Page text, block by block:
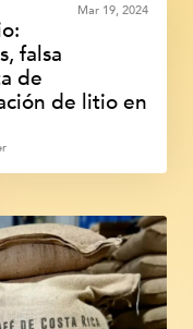
Mar 19, 2024
falsa
de
de litio en